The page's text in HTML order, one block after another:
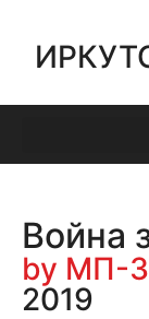
Война
by МП-3
2019